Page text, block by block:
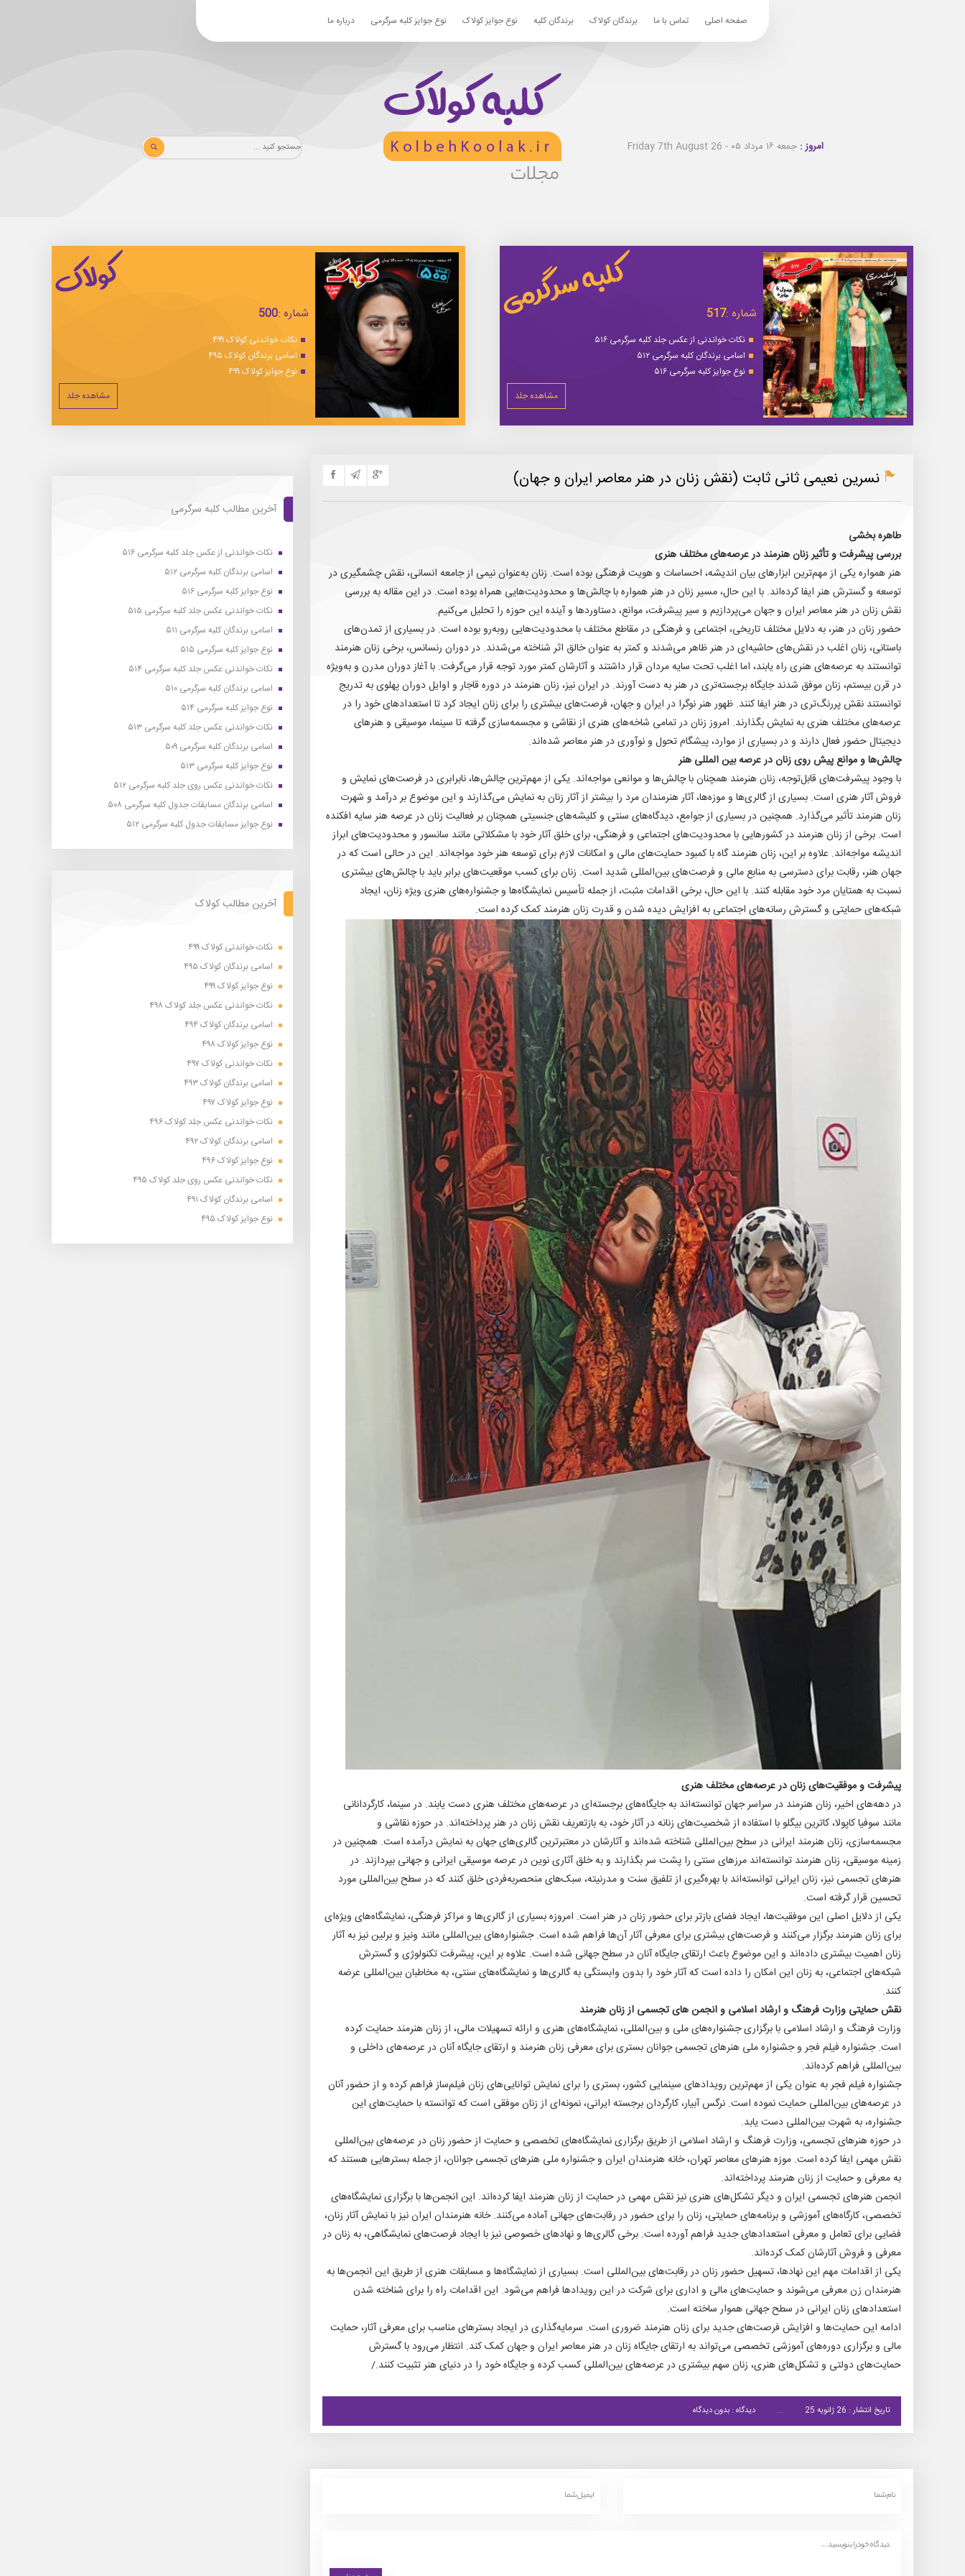
صفحه اصلی تماس با ما برندگان کولاک برندگان کلبه نوع جوایز کولاک نوع جوایز کلبه سرگرمی درباره ما
امروز : جمعه ۱۶ مرداد ۰۵ - Friday 7th August 26
شماره :517
نکات خواندنی از عکس جلد کلبه سرگرمی ۵۱۶
اسامی برندگان کلبه سرگرمی ۵۱۲
نوع جوایز کلبه سرگرمی ۵۱۶
مشاهده جلد
شماره :500
نکات خواندنی کولاک ۴۹۹
اسامی برندگان کولاک ۴۹۵
نوع جوایز کولاک ۴۹۹
مشاهده جلد
نسرین نعیمی ثانی ثابت (نقش زنان در هنر معاصر ایران و جهان)
طاهره بخشی
بررسی پیشرفت و تأثیر زنان هنرمند در عرصه‌های مختلف هنری
هنر همواره یکی از مهم‌ترین ابزارهای بیان اندیشه، احساسات و هویت فرهنگی بوده است. زنان به‌عنوان نیمی از جامعه انسانی، نقش چشمگیری در
توسعه و گسترش هنر ایفا کرده‌اند. با این حال، مسیر زنان در هنر همواره با چالش‌ها و محدودیت‌هایی همراه بوده است. در این مقاله به بررسی
نقش زنان در هنر معاصر ایران و جهان می‌پردازیم و سیر پیشرفت، موانع، دستاوردها و آینده این حوزه را تحلیل می‌کنیم.
حضور زنان در هنر، به دلایل مختلف تاریخی، اجتماعی و فرهنگی در مقاطع مختلف با محدودیت‌هایی روبه‌رو بوده است. در بسیاری از تمدن‌های
باستانی، زنان اغلب در نقش‌های حاشیه‌ای در هنر ظاهر می‌شدند و کمتر به عنوان خالق اثر شناخته می‌شدند. در دوران رنسانس، برخی زنان هنرمند
توانستند به عرصه‌های هنری راه یابند، اما اغلب تحت سایه مردان قرار داشتند و آثارشان کمتر مورد توجه قرار می‌گرفت. با آغاز دوران مدرن و به‌ویژه
در قرن بیستم، زنان موفق شدند جایگاه برجسته‌تری در هنر به دست آورند. در ایران نیز، زنان هنرمند در دوره قاجار و اوایل دوران پهلوی به تدریج
توانستند نقش پررنگ‌تری در هنر ایفا کنند. ظهور هنر نوگرا در ایران و جهان، فرصت‌های بیشتری را برای زنان ایجاد کرد تا استعدادهای خود را در
عرصه‌های مختلف هنری به نمایش بگذارند. امروز زنان در تمامی شاخه‌های هنری از نقاشی و مجسمه‌سازی گرفته تا سینما، موسیقی و هنرهای
دیجیتال حضور فعال دارند و در بسیاری از موارد، پیشگام تحول و نوآوری در هنر معاصر شده‌اند.
چالش‌ها و موانع پیش روی زنان در عرصه بین المللی هنر
با وجود پیشرفت‌های قابل‌توجه، زنان هنرمند همچنان با چالش‌ها و موانعی مواجه‌اند. یکی از مهم‌ترین چالش‌ها، نابرابری در فرصت‌های نمایش و
فروش آثار هنری است. بسیاری از گالری‌ها و موزه‌ها، آثار هنرمندان مرد را بیشتر از آثار زنان به نمایش می‌گذارند و این موضوع بر درآمد و شهرت
زنان هنرمند تأثیر می‌گذارد. همچنین در بسیاری از جوامع، دیدگاه‌های سنتی و کلیشه‌های جنسیتی همچنان بر فعالیت زنان در عرصه هنر سایه افکنده
است. برخی از زنان هنرمند در کشورهایی با محدودیت‌های اجتماعی و فرهنگی، برای خلق آثار خود با مشکلاتی مانند سانسور و محدودیت‌های ابراز
اندیشه مواجه‌اند. علاوه بر این، زنان هنرمند گاه با کمبود حمایت‌های مالی و امکانات لازم برای توسعه هنر خود مواجه‌اند. این در حالی است که در
جهان هنر، رقابت برای دسترسی به منابع مالی و فرصت‌های بین‌المللی شدید است. زنان برای کسب موقعیت‌های برابر باید با چالش‌های بیشتری
نسبت به همتایان مرد خود مقابله کنند. با این حال، برخی اقدامات مثبت، از جمله تأسیس نمایشگاه‌ها و جشنواره‌های هنری ویژه زنان، ایجاد
شبکه‌های حمایتی و گسترش رسانه‌های اجتماعی به افزایش دیده شدن و قدرت زنان هنرمند کمک کرده است.
پیشرفت و موفقیت‌های زنان در عرصه‌های مختلف هنری
در دهه‌های اخیر، زنان هنرمند در سراسر جهان توانسته‌اند به جایگاه‌های برجسته‌ای در عرصه‌های مختلف هنری دست یابند. در سینما، کارگردانانی
مانند سوفیا کاپولا، کاترین بیگلو با استفاده از شخصیت‌های زنانه در آثار خود، به بازتعریف نقش زنان در هنر پرداخته‌اند. در حوزه نقاشی و
مجسمه‌سازی، زنان هنرمند ایرانی در سطح بین‌المللی شناخته شده‌اند و آثارشان در معتبرترین گالری‌های جهان به نمایش درآمده است. همچنین در
زمینه موسیقی، زنان هنرمند توانسته‌اند مرزهای سنتی را پشت سر بگذارند و به خلق آثاری نوین در عرصه موسیقی ایرانی و جهانی بپردازند. در
هنرهای تجسمی نیز، زنان ایرانی توانسته‌اند با بهره‌گیری از تلفیق سنت و مدرنیته، سبک‌های منحصربه‌فردی خلق کنند که در سطح بین‌المللی مورد
تحسین قرار گرفته است.
یکی از دلایل اصلی این موفقیت‌ها، ایجاد فضای بازتر برای حضور زنان در هنر است. امروزه بسیاری از گالری‌ها و مراکز فرهنگی، نمایشگاه‌های ویژه‌ای
برای زنان هنرمند برگزار می‌کنند و فرصت‌های بیشتری برای معرفی آثار آن‌ها فراهم شده است. جشنواره‌های بین‌المللی مانند ونیز و برلین نیز به آثار
زنان اهمیت بیشتری داده‌اند و این موضوع باعث ارتقای جایگاه آنان در سطح جهانی شده است. علاوه بر این، پیشرفت تکنولوژی و گسترش
شبکه‌های اجتماعی، به زنان این امکان را داده است که آثار خود را بدون وابستگی به گالری‌ها و نمایشگاه‌های سنتی، به مخاطبان بین‌المللی عرضه
کنند.
نقش حمایتی وزارت فرهنگ و ارشاد اسلامی و انجمن های تجسمی از زنان هنرمند
وزارت فرهنگ و ارشاد اسلامی با برگزاری جشنواره‌های ملی و بین‌المللی، نمایشگاه‌های هنری و ارائه تسهیلات مالی، از زنان هنرمند حمایت کرده
است. جشنواره فیلم فجر و جشنواره ملی هنرهای تجسمی جوانان بستری برای معرفی زنان هنرمند و ارتقای جایگاه آنان در عرصه‌های داخلی و
بین‌المللی فراهم کرده‌اند.
جشنواره فیلم فجر به عنوان یکی از مهم‌ترین رویدادهای سینمایی کشور، بستری را برای نمایش توانایی‌های زنان فیلم‌ساز فراهم کرده و از حضور آنان
در عرصه‌های بین‌المللی حمایت نموده است. نرگس آبیار، کارگردان برجسته ایرانی، نمونه‌ای از زنان موفقی است که توانسته با حمایت‌های این
جشنواره، به شهرت بین‌المللی دست یابد.
در حوزه هنرهای تجسمی، وزارت فرهنگ و ارشاد اسلامی از طریق برگزاری نمایشگاه‌های تخصصی و حمایت از حضور زنان در عرصه‌های بین‌المللی
نقش مهمی ایفا کرده است. موزه هنرهای معاصر تهران، خانه هنرمندان ایران و جشنواره ملی هنرهای تجسمی جوانان، از جمله بسترهایی هستند که
به معرفی و حمایت از زنان هنرمند پرداخته‌اند.
انجمن هنرهای تجسمی ایران و دیگر تشکل‌های هنری نیز نقش مهمی در حمایت از زنان هنرمند ایفا کرده‌اند. این انجمن‌ها با برگزاری نمایشگاه‌های
تخصصی، کارگاه‌های آموزشی و برنامه‌های حمایتی، زنان را برای حضور در رقابت‌های جهانی آماده می‌کنند. خانه هنرمندان ایران نیز با نمایش آثار زنان،
فضایی برای تعامل و معرفی استعدادهای جدید فراهم آورده است. برخی گالری‌ها و نهادهای خصوصی نیز با ایجاد فرصت‌های نمایشگاهی، به زنان در
معرفی و فروش آثارشان کمک کرده‌اند.
یکی از اقدامات مهم این نهادها، تسهیل حضور زنان در رقابت‌های بین‌المللی است. بسیاری از نمایشگاه‌ها و مسابقات هنری از طریق این انجمن‌ها به
هنرمندان زن معرفی می‌شوند و حمایت‌های مالی و اداری برای شرکت در این رویدادها فراهم می‌شود. این اقدامات راه را برای شناخته شدن
استعدادهای زنان ایرانی در سطح جهانی هموار ساخته است.
ادامه این حمایت‌ها و افزایش فرصت‌های جدید برای زنان هنرمند ضروری است. سرمایه‌گذاری در ایجاد بسترهای مناسب برای معرفی آثار، حمایت
مالی و برگزاری دوره‌های آموزشی تخصصی می‌تواند به ارتقای جایگاه زنان در هنر معاصر ایران و جهان کمک کند. انتظار می‌رود با گسترش
حمایت‌های دولتی و تشکل‌های هنری، زنان سهم بیشتری در عرصه‌های بین‌المللی کسب کرده و جایگاه خود را در دنیای هنر تثبیت کنند./
تاریخ انتشار : 26 ژانویه 25 دیدگاه : بدون دیدگاه
آخرین مطالب کلبه سرگرمی
نکات خواندنی از عکس جلد کلبه سرگرمی ۵۱۶
اسامی برندگان کلبه سرگرمی ۵۱۲
نوع جوایز کلبه سرگرمی ۵۱۶
نکات خواندنی عکس جلد کلبه سرگرمی ۵۱۵
اسامی برندگان کلبه سرگرمی ۵۱۱
نوع جوایز کلبه سرگرمی ۵۱۵
نکات خواندنی عکس جلد کلبه سرگرمی ۵۱۴
اسامی برندگان کلبه سرگرمی ۵۱۰
نوع جوایز کلبه سرگرمی ۵۱۴
نکات خواندنی عکس جلد کلبه سرگرمی ۵۱۳
اسامی برندگان کلبه سرگرمی ۵۰۹
نوع جوایز کلبه سرگرمی ۵۱۳
نکات خواندنی عکس روی جلد کلبه سرگرمی ۵۱۲
اسامی برندگان مسابقات جدول کلبه سرگرمی ۵۰۸
نوع جوایز مسابقات جدول کلبه سرگرمی ۵۱۲
آخرین مطالب کولاک
نکات خواندنی کولاک ۴۹۹
اسامی برندگان کولاک ۴۹۵
نوع جوایز کولاک ۴۹۹
نکات خواندنی عکس جلد کولاک ۴۹۸
اسامی برندگان کولاک ۴۹۴
نوع جوایز کولاک ۴۹۸
نکات خواندنی کولاک ۴۹۷
اسامی برندگان کولاک ۴۹۳
نوع جوایز کولاک ۴۹۷
نکات خواندنی عکس جلد کولاک ۴۹۶
اسامی برندگان کولاک ۴۹۲
نوع جوایز کولاک ۴۹۶
نکات خواندنی عکس روی جلد کولاک ۴۹۵
اسامی برندگان کولاک ۴۹۱
نوع جوایز کولاک ۴۹۵